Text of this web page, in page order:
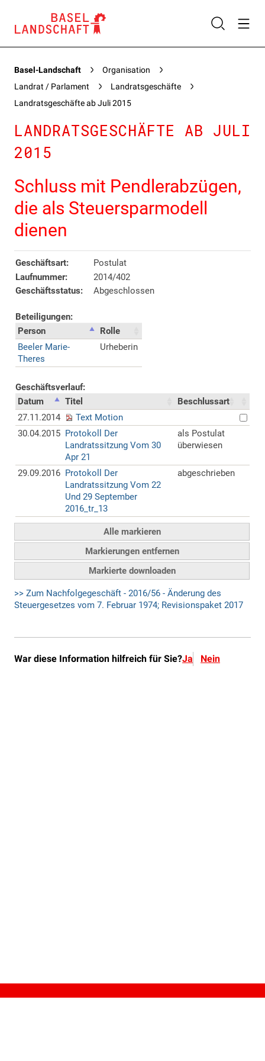
Basel-Landschaft
Organisation
Landrat / Parlament
Landratsgeschäfte
Landratsgeschäfte ab Juli 2015
LANDRATSGESCHÄFTE AB JULI
2015
War diese Information hilfreich für Sie?Ja Nein